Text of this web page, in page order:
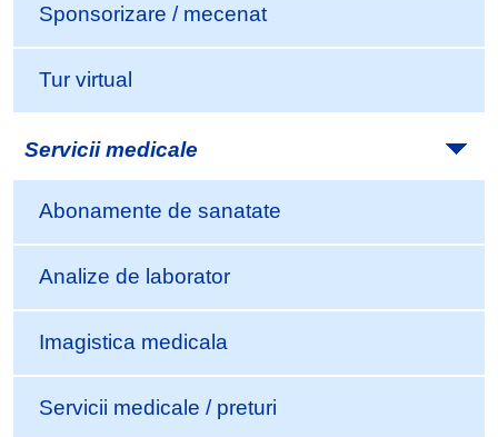
Sponsorizare / mecenat
Tur virtual
Servicii medicale
Abonamente de sanatate
Analize de laborator
Imagistica medicala
Servicii medicale / preturi